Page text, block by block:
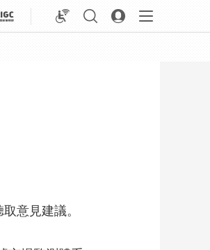
意見建議。